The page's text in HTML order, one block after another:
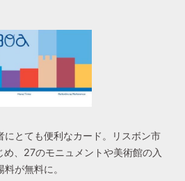
にとても便利なカード。リスボン市
、27のモニュメントや美術館の入
料が無料に。